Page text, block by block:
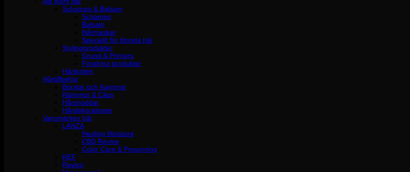
Schampo & Balsam
Schampo
Balsam
Hårmasker
Speciellt för blonda hår
Stylingprodukter
Grund & Primers
Finishing produkter
Hårbotten
Hårtillbehör
Borstar och Kammar
Klämmor & Clips
Hårsnoddar
Hårdekorationer
Varumärken hår
LANZA
Healing Moisture
CBD Revive
Color Care & Preserving
REF
Revlon